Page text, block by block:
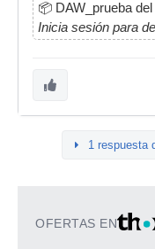
📦 DAW_prueba
Inicia sesión para
1 respuesta
OFERTAS EN